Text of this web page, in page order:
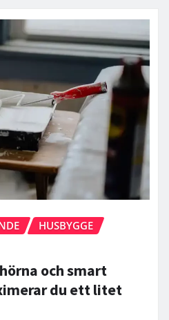
HUSBYGGE
och smart
du ett litet